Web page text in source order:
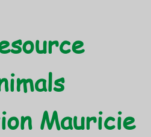
Mauricie